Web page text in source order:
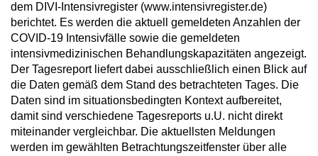
dem DIVI-Intensivregister (www.intensivregister.de)
berichtet. Es werden die aktuell gemeldeten Anzahlen der
COVID-19 Intensivfälle sowie die gemeldeten
intensivmedizinischen Behandlungskapazitäten angezeigt.
Der Tagesreport liefert dabei ausschließlich einen Blick auf
die Daten gemäß dem Stand des betrachteten Tages. Die
Daten sind im situationsbedingten Kontext aufbereitet,
damit sind verschiedene Tagesreports u.U. nicht direkt
miteinander vergleichbar. Die aktuellsten Meldungen
werden im gewählten Betrachtungszeitfenster über alle